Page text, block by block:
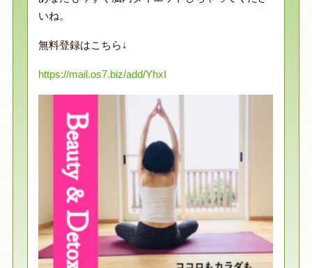
いね。
無料登録はこちら↓
https://mail.os7.biz/add/YhxI